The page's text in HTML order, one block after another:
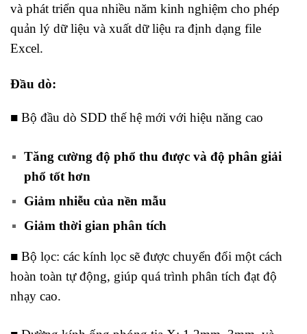
và phát triển qua nhiều năm kinh nghiệm cho phép
quản lý dữ liệu và xuất dữ liệu ra định dạng file
Excel.
Đầu dò:
■ Bộ đầu dò SDD thế hệ mới với hiệu năng cao
Tăng cường độ phổ thu được và độ phân giải
phổ tốt hơn
Giảm nhiễu của nền mẫu
Giảm thời gian phân tích
■ Bộ lọc: các kính lọc sẽ được chuyển đổi một cách
hoàn toàn tự động, giúp quá trình phân tích đạt độ
nhạy cao.